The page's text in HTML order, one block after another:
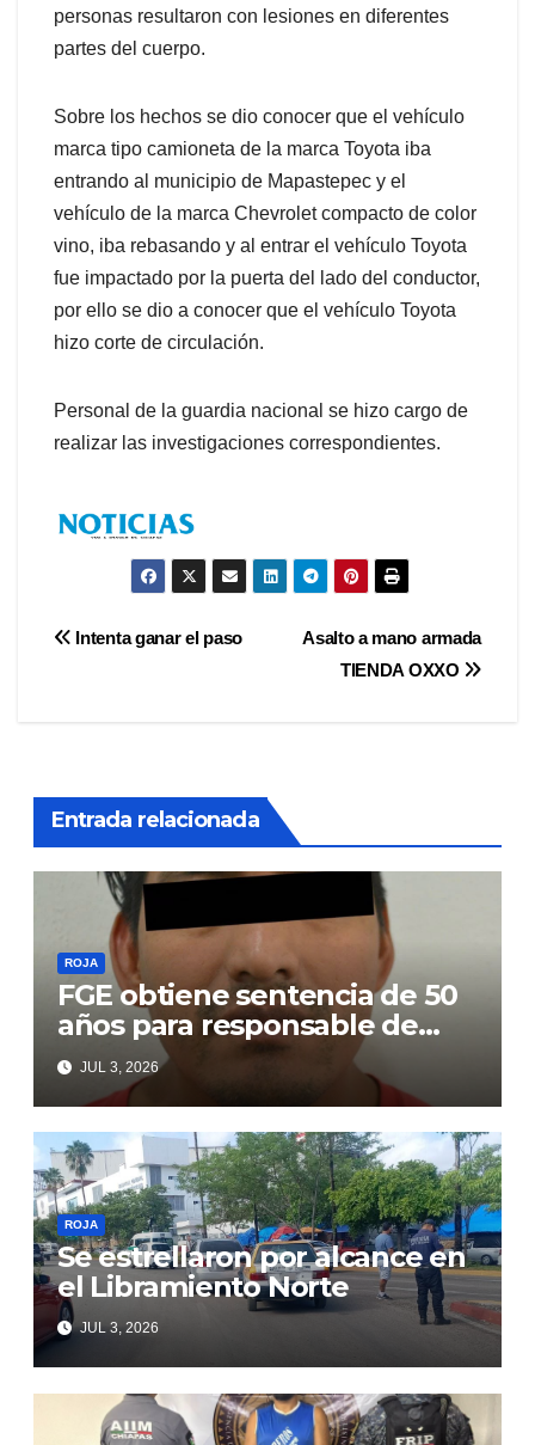
personas resultaron con lesiones en diferentes
partes del cuerpo.
Sobre los hechos se dio conocer que el vehículo
marca tipo camioneta de la marca Toyota iba
entrando al municipio de Mapastepec y el
vehículo de la marca Chevrolet compacto de color
vino, iba rebasando y al entrar el vehículo Toyota
fue impactado por la puerta del lado del conductor,
por ello se dio a conocer que el vehículo Toyota
hizo corte de circulación.
Personal de la guardia nacional se hizo cargo de
realizar las investigaciones correspondientes.
Navegación
Asalto a mano armada
TIENDA OXXO
Intenta ganar el paso
Entrada relacionada
ROJA
FGE obtiene sentencia de 50
años para responsable de
secuestro agravado
JUL 3, 2026
ROJA
Se estrellaron por alcance en
el Libramiento Norte
JUL 3, 2026